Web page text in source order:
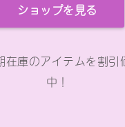
ショップを見る
在庫のアイテムを割引
中！